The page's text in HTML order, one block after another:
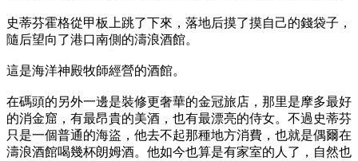
史蒂芬霍格從甲板上跳了下來，落地后摸了摸自己的錢袋子，
隨后望向了港口南側的濤浪酒館。
這是海洋神殿牧師經營的酒館。
在碼頭的另外一邊是裝修更奢華的金冠旅店，那里是摩多最好
的消金窟，有最昂貴的美酒，也有最漂亮的侍女。不過史蒂芬
只是一個普通的海盜，他去不起那種地方消費，也就是偶爾在
濤浪酒館喝幾杯朗姆酒。他如今也算是有家室的人了，自然也